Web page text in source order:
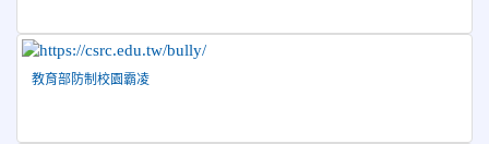
教育部防制校園霸凌